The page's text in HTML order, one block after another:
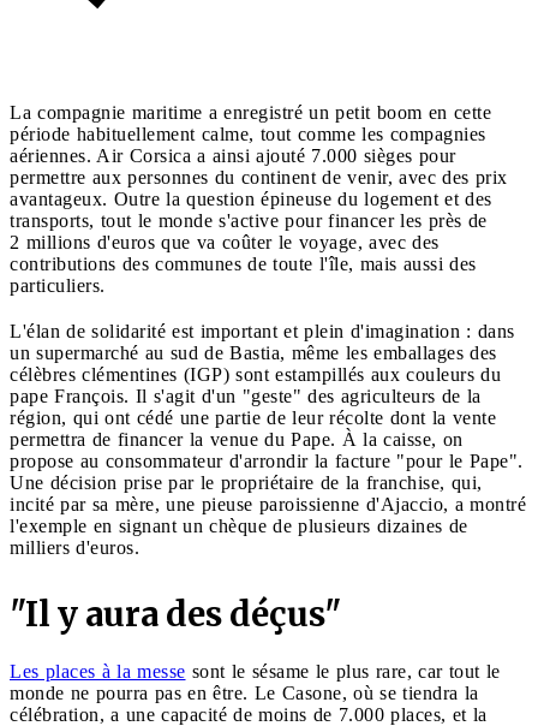
La compagnie maritime a enregistré un petit boom en cette
période habituellement calme, tout comme les compagnies
aériennes. Air Corsica a ainsi ajouté 7.000 sièges pour
permettre aux personnes du continent de venir, avec des prix
avantageux. Outre la question épineuse du logement et des
transports, tout le monde s'active pour financer les près de
2 millions d'euros que va coûter le voyage, avec des
contributions des communes de toute l'île, mais aussi des
particuliers.
L'élan de solidarité est important et plein d'imagination : dans
un supermarché au sud de Bastia, même les emballages des
célèbres clémentines (IGP) sont estampillés aux couleurs du
pape François. Il s'agit d'un "geste" des agriculteurs de la
région, qui ont cédé une partie de leur récolte dont la vente
permettra de financer la venue du Pape. À la caisse, on
propose au consommateur d'arrondir la facture "pour le Pape".
Une décision prise par le propriétaire de la franchise, qui,
incité par sa mère, une pieuse paroissienne d'Ajaccio, a montré
l'exemple en signant un chèque de plusieurs dizaines de
milliers d'euros.
"Il y aura des déçus"
Les places à la messe sont le sésame le plus rare, car tout le
monde ne pourra pas en être. Le Casone, où se tiendra la
célébration, a une capacité de moins de 7.000 places, et la